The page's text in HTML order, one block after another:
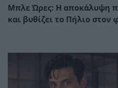
Μπλε Ώρες: Η αποκάλυψη
και βυθίζει το Πήλιο στον